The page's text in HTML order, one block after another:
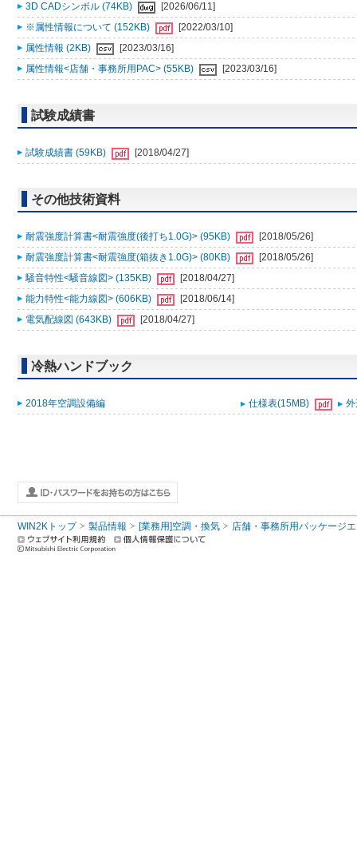
3D CADシンボル (74KB)
[2026/06/11]
※属性情報について (152KB)
[2022/03/10]
属性情報 (2KB)
[2023/03/16]
属性情報<店舗・事務所用PAC> (55KB)
[2023/03/16]
試験成績書
試験成績書 (59KB) [2018/04/27]
その他技術資料
耐震強度計算書<耐震強度(後打ち1.0G)> (95KB)
[2018/05/26]
耐震強度計算書<耐震強度(箱抜き1.0G)> (80KB)
[2018/05/26]
騒音特性<騒音線図> (135KB)
[2018/04/27]
能力特性<能力線図> (606KB)
[2018/06/14]
電気配線図 (643KB)
[2018/04/27]
冷熱ハンドブック
2018年空調設備編 仕様表(15MB)
WIN2Kトップ 製品情報 [業務用]空調・換気 店舗・事務所用パッケージ